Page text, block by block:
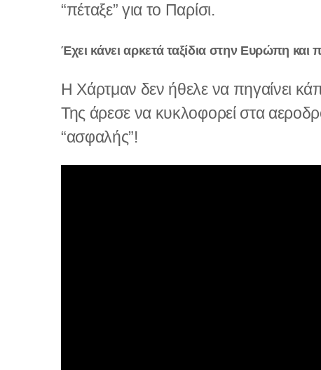
“πέταξε” για το Παρίσι.
Έχει κάνει αρκετά ταξίδια στην Ευρώπη και
Η Χάρτμαν δεν ήθελε να πηγαίνει
Της άρεσε να κυκλοφορεί στα
“ασφαλής”!